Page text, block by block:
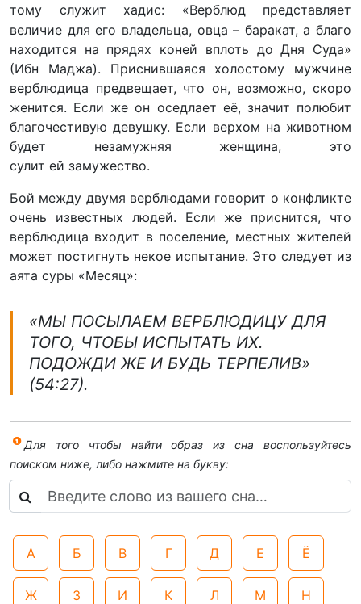
тому служит хадис: «Верблюд представляет
величие для его владельца, овца– баракат, а благо
находится на прядях коней вплоть до Дня Суда»
(Ибн Маджа). Приснившаяся холостому мужчине
верблюдица предвещает, что он, возможно, скоро
женится. Если же он оседлает её, значит полюбит
благочестивую девушку. Если верхом на животном
будет незамужняя женщина, это
сулит ей замужество.
Бой между двумя верблюдами говорит о конфликте
очень известных людей. Если же приснится, что
верблюдица входит в поселение, местных жителей
может постигнуть некое испытание. Это следует из
аята суры «Месяц»:
«МЫ ПОСЫЛАЕМ ВЕРБЛЮДИЦУ ДЛЯ
ТОГО, ЧТОБЫ ИСПЫТАТЬ ИХ.
ПОДОЖДИ ЖЕ И БУДЬ ТЕРПЕЛИВ»
(54:27).
Для того чтобы найти образ из сна воспользуйтесь
поиском ниже, либо нажмите на букву:
А Б В Г Д Е Ё
Ж З И К Л М Н